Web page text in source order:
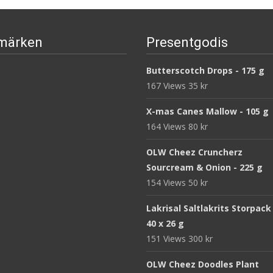
Presentgodis
Butterscotch Drops - 175 g
167 Views 35 kr
X-mas Canes Mallow - 105 g
164 Views 80 kr
OLW Cheez Cruncherz
Sourcream & Onion - 225 g
154 Views 50 kr
Lakrisal Saltlakrits Storpack
40 x 26 g
151 Views 300 kr
OLW Cheez Doodles Plant